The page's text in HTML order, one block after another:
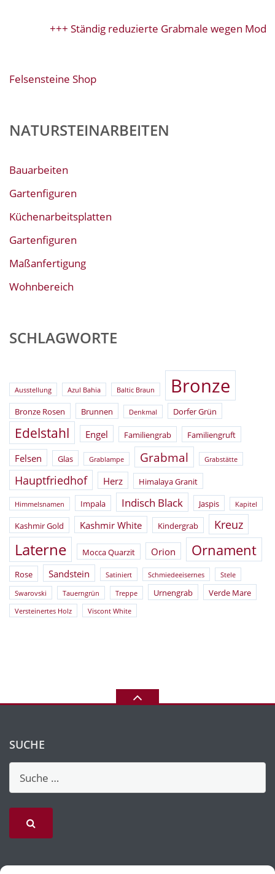
+++ Ständig reduzierte Grabmale wegen
Felsensteine Shop
NATURSTEINARBEITEN
Bauarbeiten
Gartenfiguren
Küchenarbeitsplatten
Gartenfiguren
Maßanfertigung
Wohnbereich
SCHLAGWORTE
Ausstellung Azul Bahia Baltic Braun Bronze
Bronze Rosen Brunnen Denkmal Dorfer Grün
Edelstahl Engel Familiengrab Familiengruft
Felsen Glas Grablampe Grabmal Grabstätte
Hauptfriedhof Herz Himalaya Granit
Himmelsnamen Impala Indisch Black Jaspis Kapitel
Kashmir Gold Kashmir White Kindergrab Kreuz
Laterne Mocca Quarzit Orion Ornament
Rose Sandstein Satiniert Schmiedeeisernes Stele
Swarovski Tauerngrün Treppe Urnengrab Verde Mare
Versteinertes Holz Viscont White
SUCHE